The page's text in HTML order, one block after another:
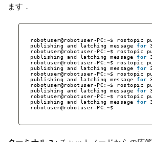
ます．
robotuser@robotuser-PC:~$ rostopic
publishing and latching message for
robotuser@robotuser-PC:~$ rostopic
publishing and latching message for
robotuser@robotuser-PC:~$ rostopic
publishing and latching message for
robotuser@robotuser-PC:~$ rostopic
publishing and latching message for
robotuser@robotuser-PC:~$ rostopic
publishing and latching message for
robotuser@robotuser-PC:~$ rostopic
publishing and latching message for
robotuser@robotuser-PC:~$